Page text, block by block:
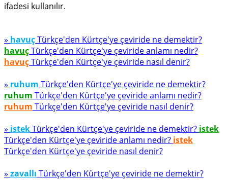
ifadesi kullanılır.
» havuçTürkçe'den Kürtçe'ye çeviride ne demektir?
havuçTürkçe'den Kürtçe'ye çeviride anlamı nedir?
havuçTürkçe'den Kürtçe'ye çeviride nasıl denir?
» ruhum Türkçe'den Kürtçe'ye çeviride ne demektir?
ruhum Türkçe'den Kürtçe'ye çeviride anlamı nedir?
ruhum Türkçe'den Kürtçe'ye çeviride nasıl denir?
» istekTürkçe'den Kürtçe'ye çeviride ne demektir? istek
Türkçe'den Kürtçe'ye çeviride anlamı nedir? istek
Türkçe'den Kürtçe'ye çeviride nasıl denir?
» zavallı Türkçe'den Kürtçe'ye çeviride ne demektir?